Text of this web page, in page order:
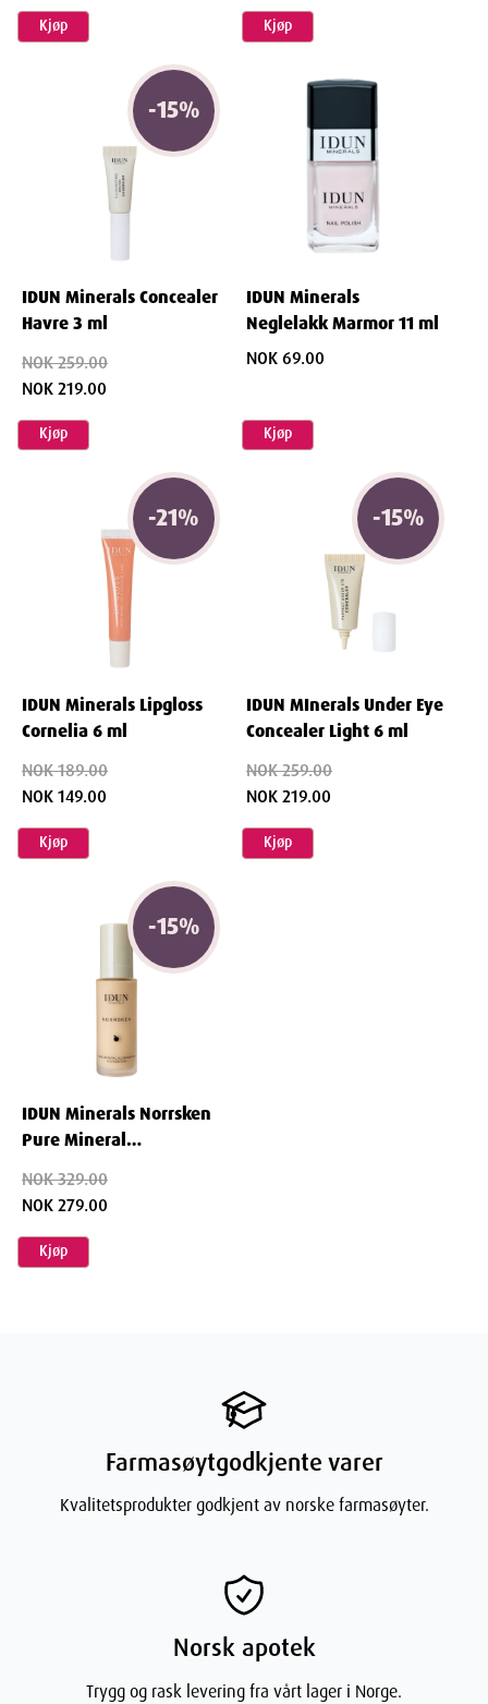
Kjøp Kjøp
-15%
IDUN Minerals Concealer
Havre 3 ml
NOK 259.00
NOK 219.00
Kjøp
IDUN Minerals
Neglelakk Marmor 11 ml
NOK 69.00
Kjøp
-21%
IDUN Minerals Lipgloss
Cornelia 6 ml
NOK 189.00
NOK 149.00
Kjøp
-15%
IDUN MInerals Under Eye
Concealer Light 6 ml
NOK 259.00
NOK 219.00
Kjøp
-15%
IDUN Minerals Norrsken
Pure Mineral
Freja 30 ml
NOK 329.00
NOK 279.00
Kjøp
Farmasøytgodkjente varer
Kvalitetsprodukter godkjent av norske farmasøyter.
Norsk apotek
Trygg og rask levering fra vårt lager i Norge.